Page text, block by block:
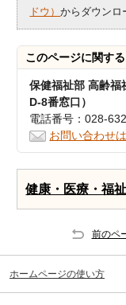
ドウ）からダウンロ
このページに関する
保健福祉部 高齢福
D-8番窓口）
電話番号：028-
お問い合わせ
健康・医療・福祉
前のペ
ホームページの使い方